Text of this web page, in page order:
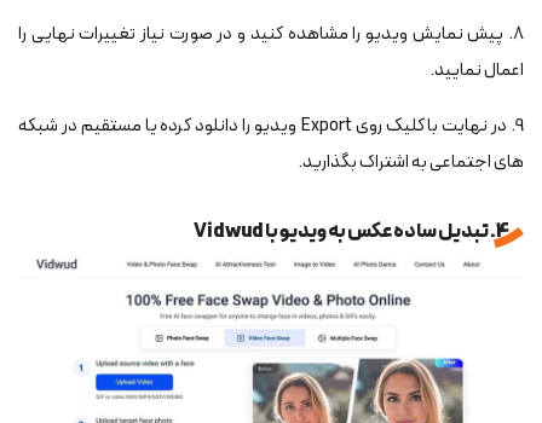
8. پیش نمایش ویدیو را مشاهده کنید و در صورت نیاز تغییرات نهایی را
اعمال نمایید.
9. در نهایت با کلیک روی Export ویدیو را دانلود کرده یا مستقیم در شبکه
های اجتماعی به اشتراک بگذارید.
4. تبدیل ساده عکس به ویدیو با Vidwud